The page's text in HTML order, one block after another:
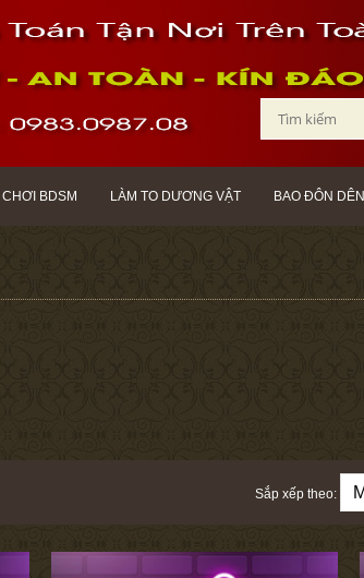
BDSM LÀM TO DƯƠNG VẬT BAO ĐÔN DÊN
Sắp xếp theo: